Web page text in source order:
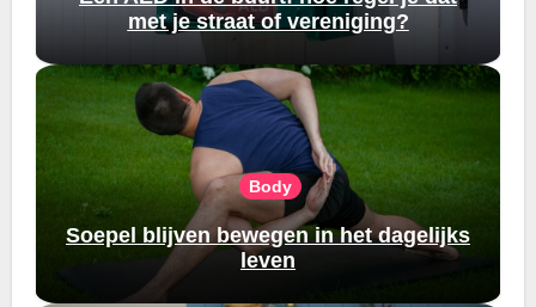
met je straat of vereniging?
Body
Soepel blijven bewegen in het dagelijks
leven